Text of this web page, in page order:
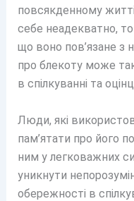
повсякденному
себе неадекватно,
що воно пов’язане з
про блекоту може
в спілкуванні та
Люди, які
пам’ятати про його
ним у легковажних
уникнути
обережності в